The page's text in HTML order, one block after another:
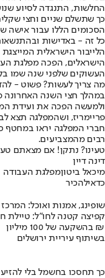
החלשות, התנגדה לסיוע
כך שתשלם שניים וחצי
הסכומים הללו עבור אישה שמתקיימת
כל זה - באדישות
הלייבור הישראלית
הישראלים, הפכה מפלגת
העשוקים שלפני שנה שמו
מה צריך לעשות? פשוט -
במהלך חצי השנה האחרונה
ולמעשה הפכה את ועידת
פריימריז, ושהמפלגה תצא
חברי המפלגה יראו במחטף
רבים מהמצביעים.
טעינו? נתקן! אם מצאתם
דינה דיין
מיכאל ביטוןמפלגת העבודה
כדאילהכיר
שופינג, אמנות ואוכל:
קפיצה קטנה לחו"ל: טיילת
בהשקעה של 100 מיליון ₪
בשיתוף עיריית ירושלים
כך תחסכו בחשמל בלי להזיע